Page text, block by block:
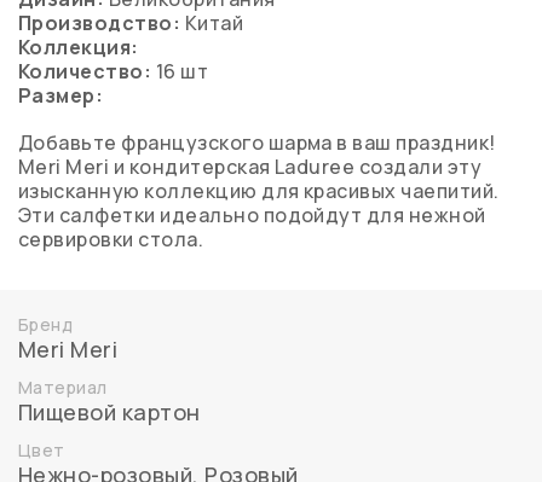
Производство: Китай
Коллекция:
Количество: 16 шт
Размер:
Добавьте французского шарма в ваш праздник!
Meri Meri и кондитерская Laduree создали эту
изысканную коллекцию для красивых чаепитий.
Эти салфетки идеально подойдут для нежной
сервировки стола.
Бренд
Meri Meri
Материал
Пищевой картон
Цвет
Нежно-розовый, Розовый